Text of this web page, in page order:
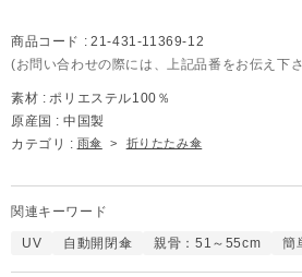
商品コード : 21-431-11369-12
(お問い合わせの際には、上記品番をお伝え下
素材 : ポリエステル100％
原産国 : 中国製
カテゴリ : 雨傘 > 折りたたみ傘
関連キーワード
UV 自動開閉傘 親骨：51～55cm 簡